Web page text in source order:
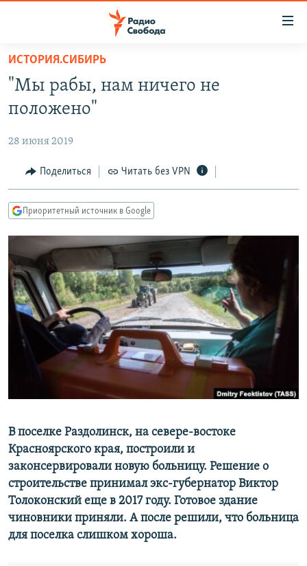
упрощенного
доступа
основному
Вернутся
главной
навигации
Вернутся
поиску
ПРОГРАММЫ
ПОДКАСТЫ
ЦИТАТЫ СВОБОДЫ
МНЕНИЯ
IDEL.РЕАЛИИ
КАВКАЗ.РЕАЛИИ
СЕВЕР.РЕАЛИИ
СИБИРЬ.РЕАЛИИ
РАСПИСАНИЕ ВЕЩАНИЯ
ПОДПИШИТЕСЬ НА РАССЫЛКУ
СОЦИАЛЬНЫЕ СЕТИ
Все сайты РСЕ/РС
ИСТОРИЯ.СИБИРЬ
"Мы рабы, нам ничего не
положено"
28 июня 2019
Поделиться Читать без VPN
Приоритетный источник в Google
В поселке Раздолинск, на севере-востоке
Красноярского края, построили и
законсервировали новую больницу. Решение о
строительстве принимал экс-губернатор Виктор
Толоконский еще в 2017 году. Готовое здание
чиновники приняли. А после решили, что больница
для поселка слишком хороша.